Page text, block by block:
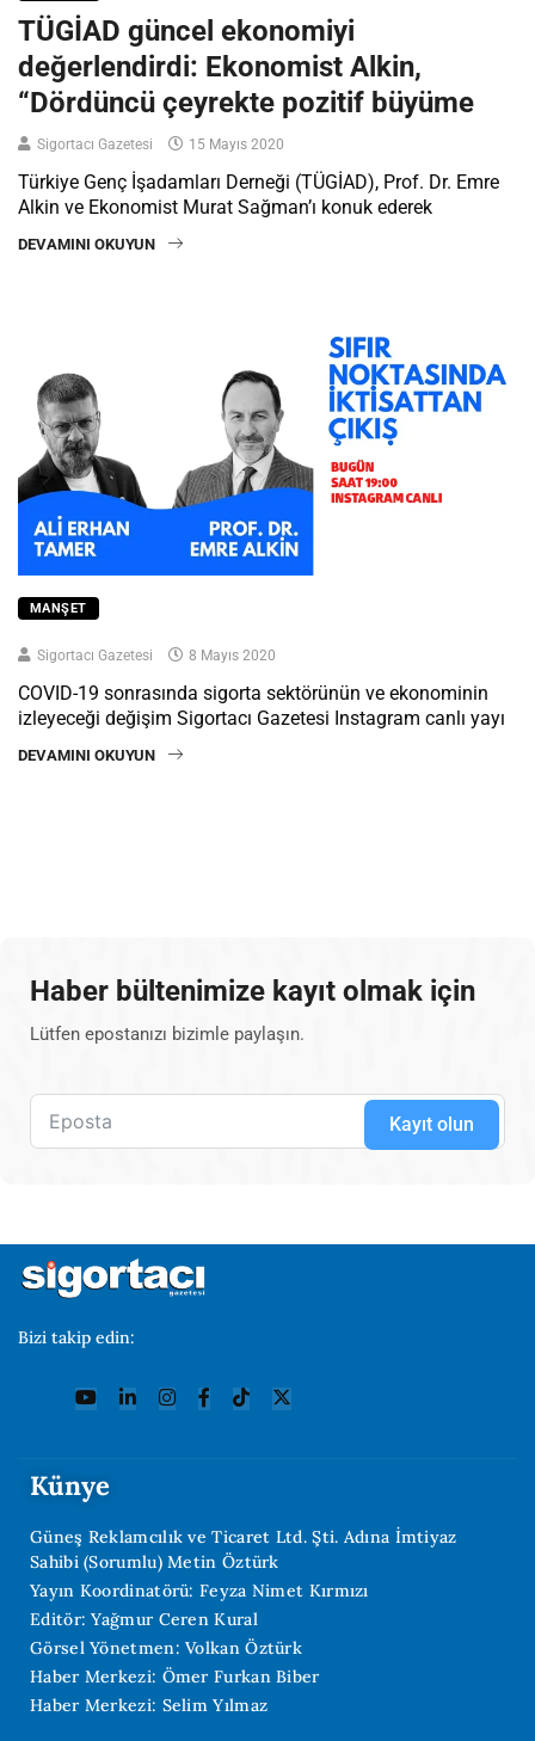
TÜGİAD güncel ekonomiyi
değerlendirdi: Ekonomist Alkin,
“Dördüncü çeyrekte pozitif büyüme
Sigortacı Gazetesi 15 Mayıs 2020
Türkiye Genç İşadamları Derneği (TÜGİAD), Prof. Dr. Emre
Alkin ve Ekonomist Murat Sağman’ı konuk ederek
DEVAMINI OKUYUN
MANŞET
Sigortacı Gazetesi 8 Mayıs 2020
COVID-19 sonrasında sigorta sektörünün ve ekonominin
izleyeceği değişim Sigortacı Gazetesi Instagram canlı yayı
DEVAMINI OKUYUN
Haber bültenimize kayıt olmak için
Lütfen epostanızı bizimle paylaşın.
Kayıt olun
Bizi takip edin:
Künye
Güneş Reklamcılık ve Ticaret Ltd. Şti. Adına İmtiyaz
Sahibi (Sorumlu) Metin Öztürk
Yayın Koordinatörü: Feyza Nimet Kırmızı
Editör: Yağmur Ceren Kural
Görsel Yönetmen: Volkan Öztürk
Haber Merkezi: Ömer Furkan Biber
Haber Merkezi: Selim Yılmaz